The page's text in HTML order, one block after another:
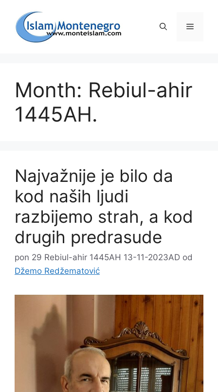
sadržaj
Month: Rebiul-ahir
1445AH.
Najvažnije je bilo da
kod naših ljudi
razbijemo strah, a kod
drugih predrasude
pon 29 Rebiul-ahir 1445AH 13-11-2023AD od
Džemo Redžematović